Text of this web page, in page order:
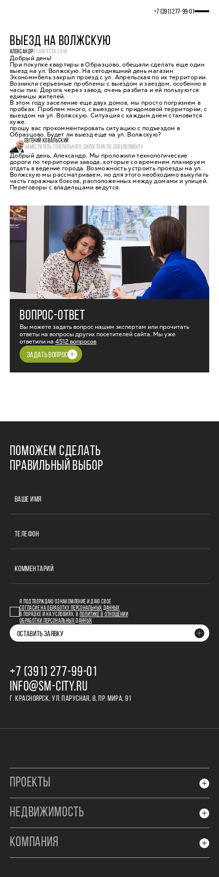
+7 (391) 277‒99‒01
ВЫЕЗД НА ВОЛЖСКУЮ
АЛЕКСАНДР01 АВГУСТА 2018
Добрый день!
При покупке квартиры в Образцово, обещали сделать еще один
выезд на ул. Волжскую. На сегодняшний день магазин
Экономмбель закрыл проезд с ул. Апрельская по их территории.
Возникли серьезные проблемы с выездом и заездом, особенно в
часы пик. Дорога через завод, очень разбита и ей пользуются
единицы жителей.
В этом году заселение еще двух домов, мы просто погрязнем в
пробках. Проблем много, с выездом с придомовой территории, с
выездом на ул. Волжскую. Ситуация с каждым днем становится
хуже.
прошу вас прокомментировать ситуацию с подъездом в
Образцово. Будет ли выезд еще на ул. Волжскую?
ЕВГЕНИЙ КОВАЛЬСКИЙ
ЗАМЕСТИТЕЛЬ ГЕНЕРАЛЬНОГО ДИРЕКТОРА ПО ДЕВЕЛОПМЕНТУ
Добрый день, Александр. Мы проложили технологические
дороги по территории завода, которые со временем планируем
отдать в ведение города. Возможность устроить проезды на ул.
Волжскую мы рассматриваем, но для этого необходимо выкупать
часть гаражных боксов, расположенных между домами и улицей.
Переговоры с владельцами ведутся.
ВОПРОС-ОТВЕТ
Вы можете задать вопрос нашим экспертам или прочитать
ответы на вопросы других посетителей сайта. Мы уже
ответили на 4512 вопросов
ЗАДАТЬ ВОПРОС
ПОМОЖЕМ СДЕЛАТЬ
ПРАВИЛЬНЫЙ ВЫБОР
ВАШЕ ИМЯ
ТЕЛЕФОН
КОММЕНТАРИЙ
Я ПОДТВЕРЖДАЮ ОЗНАКОМЛЕНИЕ И ДАЮ СВОЕ
СОГЛАСИЕ НА ОБРАБОТКУ ПЕРСОНАЛЬНЫХ ДАННЫХ
В ПОРЯДКЕ И НА УСЛОВИЯХ, В
ПОЛИТИКЕ В ОТНОШЕНИИ
ОБРАБОТКИ ПЕРСОНАЛЬНЫХ ДАННЫХ
ОСТАВИТЬ ЗАЯВКУ
+7 (391) 277‒99‒01
INFO@SM-CITY.RU
Г. КРАСНОЯРСК, УЛ. ПАРУСНАЯ, 8, ПР. МИРА, 91
ПРОЕКТЫ
НЕДВИЖИМОСТЬ
КОМПАНИЯ